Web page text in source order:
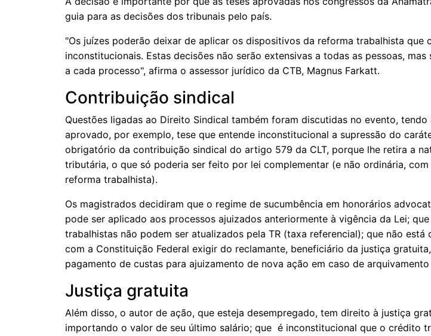
guia para as decisões dos tribunais pelo país.
"Os juízes poderão deixar de aplicar os dispositivos da reforma trabalhista que
inconstitucionais. Estas decisões não serão extensivas a todas as pessoas, mas
a cada processo", afirma o assessor jurídico da CTB, Magnus Farkatt.
Contribuição sindical
Questões ligadas ao Direito Sindical também foram discutidas no evento, tendo
aprovado, por exemplo, tese que entende inconstitucional a supressão do
obrigatório da contribuição sindical do artigo 579 da CLT, porque lhe retira a
tributária, o que só poderia ser feito por lei complementar (e não ordinária, com
reforma trabalhista).
Os magistrados decidiram que o regime de sucumbência em honorários
pode ser aplicado aos processos ajuizados anteriormente à vigência da Lei;
trabalhistas não podem ser atualizados pela TR (taxa referencial); que não está
com a Constituição Federal exigir do reclamante, beneficiário da justiça
pagamento de custas para ajuizamento de nova ação em caso de
Justiça gratuita
Além disso, o autor de ação, que esteja desempregado, tem direito à justiça
importando o valor de seu último salário; que é inconstitucional que o crédito